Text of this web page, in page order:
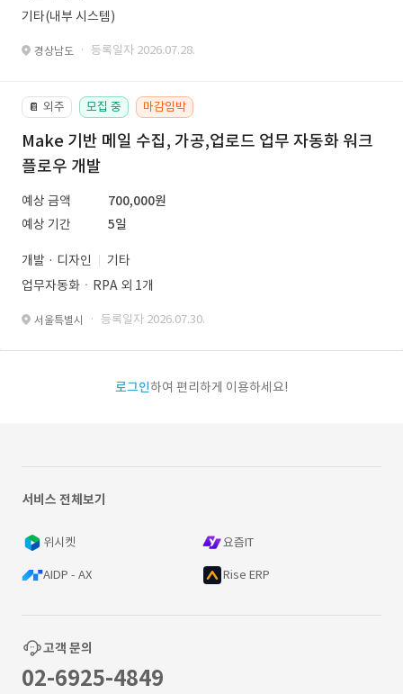
기타(내부 시스템)
경상남도 · 등록일자 2026.07.28.
📔 외주 모집 중 마감임박
Make 기반 메일 수집, 가공,업로드 업무 자동화 워크
플로우 개발
예상 금액
700,000원
예상 기간
5일
개발 · 디자인
기타
업무자동화ㆍRPA 외 1개
서울특별시 · 등록일자 2026.07.30.
로그인하여 편리하게 이용하세요!
서비스 전체보기
위시켓 요즘IT
AIDP - AX Rise ERP
고객 문의
02-6925-4849